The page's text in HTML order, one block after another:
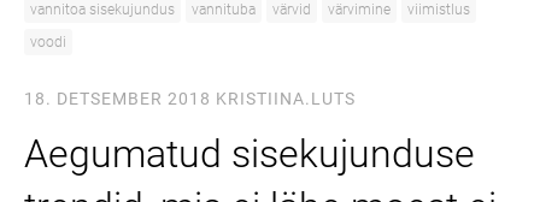
vannitoa sisekujundus
vannituba värvid värvimine
viimistlus
voodi
18. DETSEMBER 2018 KRISTIINA.LUTS
Aegumatud sisekujunduse